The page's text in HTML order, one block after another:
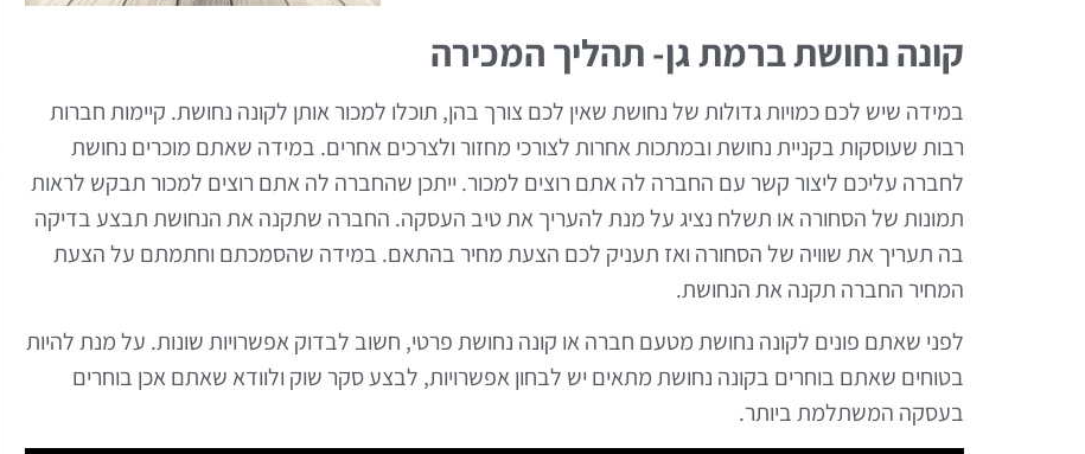
קונה נחושת ברמת גן- תהליך המכירה
במידה שיש לכם כמויות גדולות של נחושת שאין לכם צורך בהן, תוכלו למכור אותן לקונה נחושת. קיימות חברות
רבות שעוסקות בקניית נחושת ובמתכות אחרות לצורכי מחזור ולצרכים אחרים. במידה שאתם מוכרים נחושת
לחברה עליכם ליצור קשר עם החברה לה אתם רוצים למכור. ייתכן שהחברה לה אתם רוצים למכור תבקש לראות
תמונות של הסחורה או תשלח נציג על מנת להעריך את טיב העסקה. החברה שתקנה את הנחושת תבצע בדיקה
בה תעריך את שוויה של הסחורה ואז תעניק לכם הצעת מחיר בהתאם. במידה שהסמכתם וחתמתם על הצעת
המחיר החברה תקנה את הנחושת.
לפני שאתם פונים לקונה נחושת מטעם חברה או קונה נחושת פרטי, חשוב לבדוק אפשרויות שונות. על מנת להיות
בטוחים שאתם בוחרים בקונה נחושת מתאים יש לבחון אפשרויות, לבצע סקר שוק ולוודא שאתם אכן בוחרים
בעסקה המשתלמת ביותר.